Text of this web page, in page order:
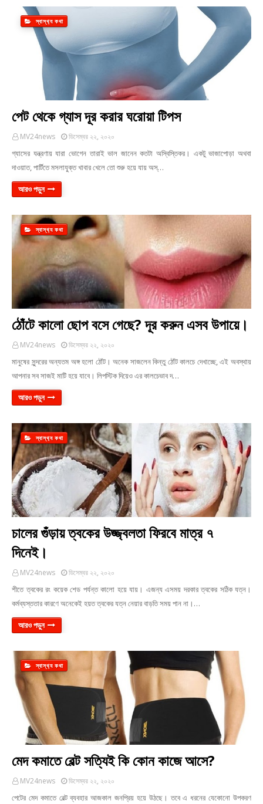
স্বাস্থ‍্য কথা
পেট থেকে গ্যাস দূর করার ঘরোয়া টিপস
MV24news ডিসেম্বর ২২, ২০২০
গ্যাসের যন্ত্রণায় যারা ভোগেন তারাই ভাল জানেন কতটা অস্বিস্তিকর। একটু ভাজাপোড়া অথবা
দাওয়াত, পার্টিতে মসলাযু্ক্ত খাবার খেলে তো শুরু হয়ে যায় অস্…
আরও পড়ুন
স্বাস্থ‍্য কথা
ঠোঁটে কালো ছোপ বসে গেছে? দূর করুন এসব উপায়ে।
MV24news ডিসেম্বর ২২, ২০২০
মানুষের সুন্দরের অন্যতম অঙ্গ হলো ঠোঁট। অনেক সাজলেন কিন্তু ঠোঁট কালচে দেখাচ্ছে, এই অবস্থায়
আপনার সব সাজই মাটি হয়ে যাবে। লিপস্টিক দিয়েও এর কালচেভাব দ…
আরও পড়ুন
স্বাস্থ‍্য কথা
চালের গুঁড়ায় ত্বকের উজ্জ্বলতা ফিরবে মাত্র ৭
দিনেই।
MV24news ডিসেম্বর ২২, ২০২০
শীতে ত্বকের রং কয়েক শেড পর্যন্ত কালো হয়ে যায়। এজন্য এসময় দরকার ত্বকের সঠিক যত্ন।
কর্মব্যস্ততার কারণে অনেকেই হয়ত ত্বকের যত্ন নেয়ার বাড়তি সময় পান না।…
আরও পড়ুন
স্বাস্থ‍্য কথা
মেদ কমাতে বেল্ট সত্যিই কি কোন কাজে আসে?
MV24news ডিসেম্বর ২২, ২০২০
পেটের মেদ কমাতে বেল্ট ব্যবহার আজকাল জনপ্রিয় হয়ে উঠছে। তবে এ ধরনের যেকোনো উপকরণ